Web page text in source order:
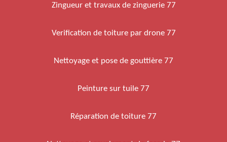
Zingueur et travaux de zinguerie 77
Verification de toiture par drone 77
Nettoyage et pose de gouttière 77
Peinture sur tuile 77
Réparation de toiture 77